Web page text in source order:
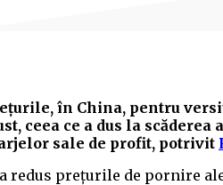
în China, pentru
ceea ce a dus la
sale de profit, potrivit
redus prețurile de pornire